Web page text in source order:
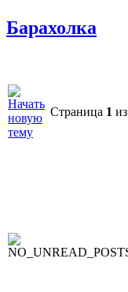
Барахолка
Страница 1 из